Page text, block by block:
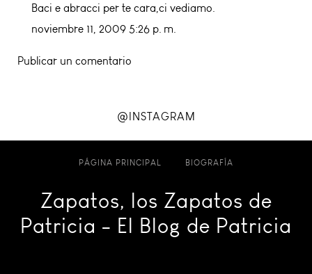
Baci e abracci per te cara,ci vediamo.
noviembre 11, 2009 5:26 p. m.
Publicar un comentario
@INSTAGRAM
PÁGINA PRINCIPAL BIOGRAFÍA
Zapatos, los Zapatos de
Patricia - El Blog de Patricia